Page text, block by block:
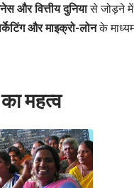
और वित्तीय दुनियासे जोड़ने में
और माइक्रो-लोनके
महत्व